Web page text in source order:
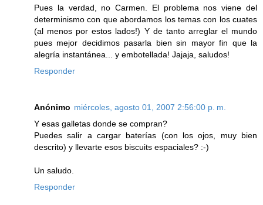
Pues la verdad, no Carmen. El problema nos viene del
determinismo con que abordamos los temas con los cuates
(al menos por estos lados!) Y de tanto arreglar el mundo
pues mejor decidimos pasarla bien sin mayor fin que la
alegría instantánea... y embotellada! Jajaja, saludos!
Responder
Anónimo miércoles, agosto 01, 2007 2:56:00 p. m.
Y esas galletas donde se compran?
Puedes salir a cargar baterías (con los ojos, muy bien
descrito) y llevarte esos biscuits espaciales? :-)
Un saludo.
Responder